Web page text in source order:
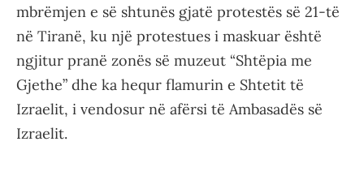
mbrëmjen e së shtunës gjatë protestës së 21-të
në Tiranë, ku një protestues i maskuar është
ngjitur pranë zonës së muzeut “Shtëpia me
Gjethe” dhe ka hequr flamurin e Shtetit të
Izraelit, i vendosur në afërsi të Ambasadës së
Izraelit.